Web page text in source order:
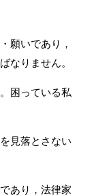
願いであり，
なりません。
困っている私
見落とさない
あり，法律家